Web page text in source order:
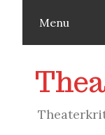
Menu